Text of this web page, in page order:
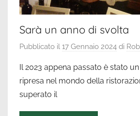
Sarà un anno di svolta
Pubblicato il 17 Gennaio 2024 di
Il 2023 appena passato è stato
ripresa nel mondo della
superato il